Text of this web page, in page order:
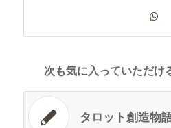
次も気に入っていただけ
タロット創造物